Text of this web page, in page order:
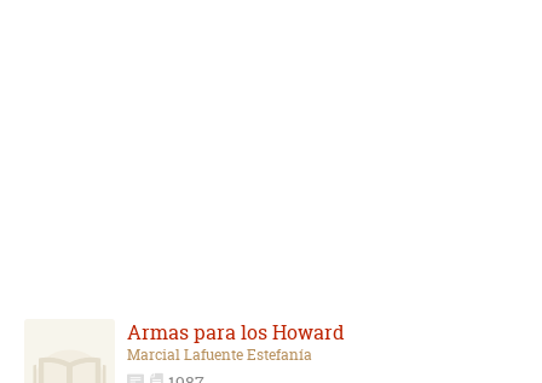
Armas para los Howard
Marcial Lafuente Estefanía